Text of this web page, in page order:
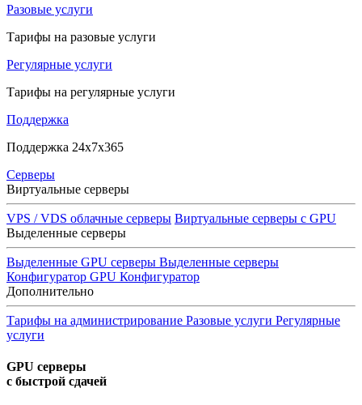
Разовые услуги
Тарифы на разовые услуги
Регулярные услуги
Тарифы на регулярные услуги
Поддержка
Поддержка 24x7x365
Серверы
Виртуальные серверы
VPS / VDS облачные серверы Виртуальные серверы с GPU
Выделенные серверы
Выделенные GPU серверы Выделенные серверы
Конфигуратор GPU Конфигуратор
Дополнительно
Тарифы на администрирование Разовые услуги Регулярные
услуги
GPU серверы
с быстрой сдачей